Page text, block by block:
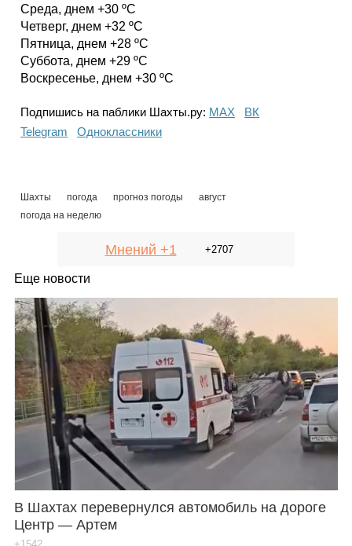
Среда, днем +30 ºС
Четверг, днем +32 ºС
Пятница, днем +28 ºС
Суббота, днем +29 ºС
Воскресенье, днем +30 ºС
Подпишись на паблики Шахты.ру: МАХ
ВК
Telegram
Одноклассники
Шахты погода прогноз погоды
август
погода на неделю
Мнений +1 +2707
Еще новости
В Шахтах перевернулся автомобиль на дороге
Центр — Артем